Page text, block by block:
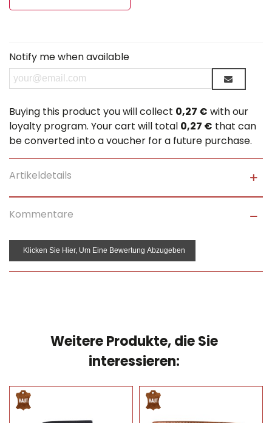
Notify me when available
Buying this product you will collect 0,27 € with our
loyalty program. Your cart will total 0,27 € that can
be converted into a voucher for a future purchase.
Artikeldetails
Kommentare
Klicken Sie Hier, Um Eine Bewertung Abzugeben
Weitere Produkte, die Sie
interessieren: